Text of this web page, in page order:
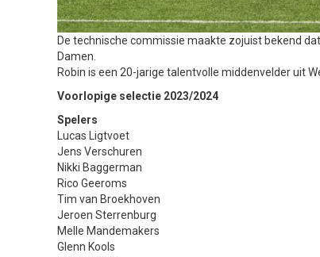
De technische commissie maakte zojuist bekend
Damen.
Robin is een 20-jarige talentvolle middenvelder uit
Voorlopige selectie 2023/2024
Spelers
Lucas Ligtvoet
Jens Verschuren
Nikki Baggerman
Rico Geeroms
Tim van Broekhoven
Jeroen Sterrenburg
Melle Mandemakers
Glenn Kools